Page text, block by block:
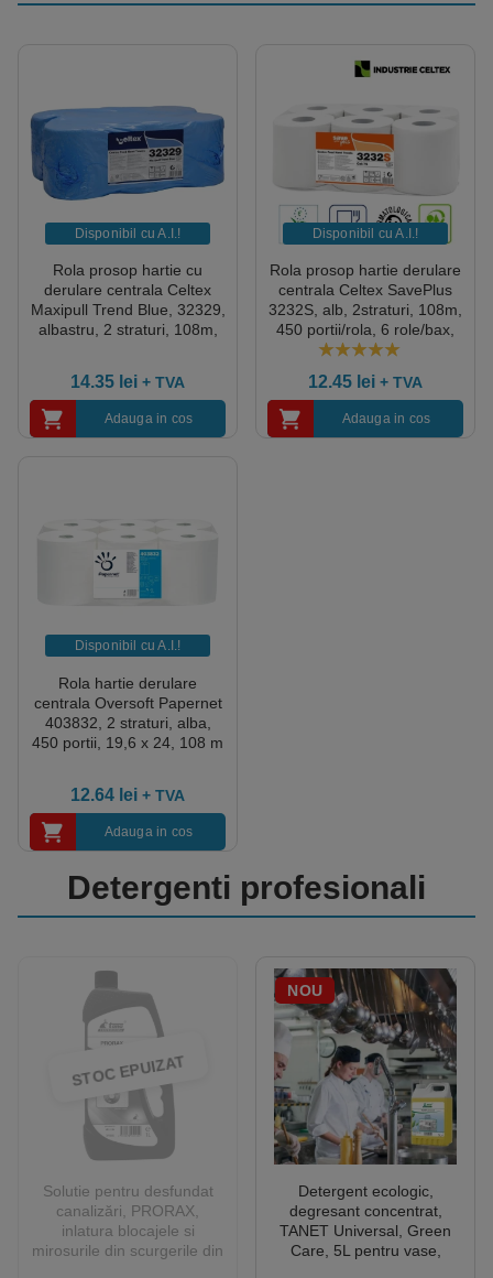
Disponibil cu A.I.​!
Rola prosop hartie cu
derulare centrala Celtex
Maxipull Trend Blue, 32329,
albastru, 2 straturi, 108m,
alimentara, Ecolabel
14.35 lei + TVA
Adauga in cos
Disponibil cu A.I.​!
Rola prosop hartie derulare
centrala Celtex SavePlus
3232S, alb, 2straturi, 108m,
450 portii/rola, 6 role/bax,
certificata pentru industria
12.45 lei + TVA
Adauga in cos
Disponibil cu A.I.​!
Rola hartie derulare
centrala Oversoft Papernet
403832, 2 straturi, alba,
450 portii, 19,6 x 24, 108 m
12.64 lei + TVA
Adauga in cos
Detergenti profesionali
STOC EPUIZAT
Solutie pentru desfundat
canalizări, PRORAX,
inlatura blocajele si
mirosurile din scurgerile din
NOU
Detergent ecologic,
degresant concentrat,
TANET Universal, Green
Care, 5L pentru vase,